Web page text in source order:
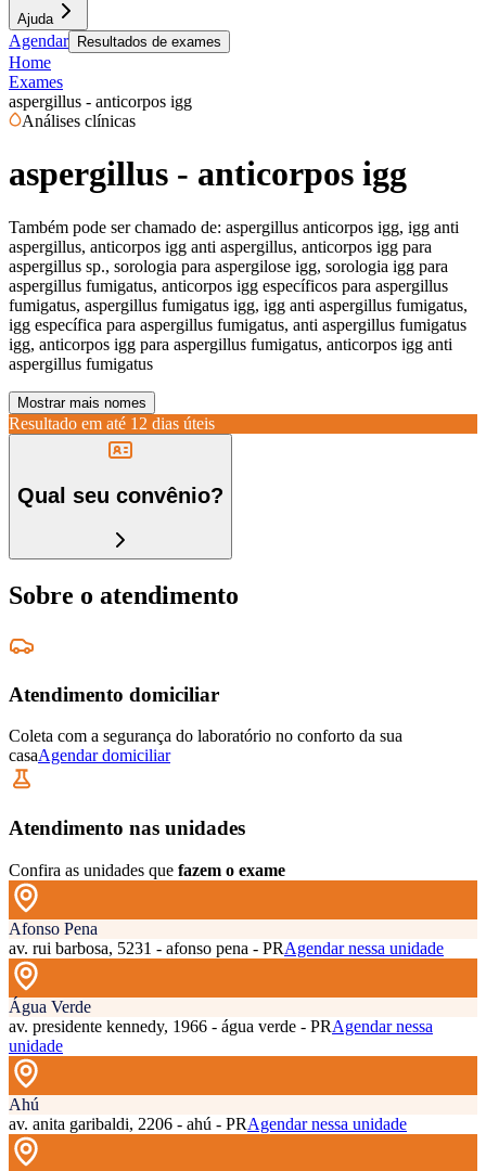
Ajuda
Agendar Resultados de exames
Home
Exames
aspergillus - anticorpos igg
Análises clínicas
aspergillus - anticorpos igg
Também pode ser chamado de: aspergillus anticorpos igg, igg anti
aspergillus, anticorpos igg anti aspergillus, anticorpos igg para
aspergillus sp., sorologia para aspergilose igg, sorologia igg para
aspergillus fumigatus, anticorpos igg específicos para aspergillus
fumigatus, aspergillus fumigatus igg, igg anti aspergillus fumigatus,
igg específica para aspergillus fumigatus, anti aspergillus fumigatus
igg, anticorpos igg para aspergillus fumigatus, anticorpos igg anti
aspergillus fumigatus
Mostrar mais nomes
Resultado em até 12 dias úteis
Qual seu convênio?
Sobre o atendimento
Atendimento domiciliar
Coleta com a segurança do laboratório no conforto da sua
casaAgendar domiciliar
Atendimento nas unidades
Confira as unidades que fazem o exame
Afonso Pena
av. rui barbosa, 5231 - afonso pena - PRAgendar nessa unidade
Água Verde
av. presidente kennedy, 1966 - água verde - PRAgendar nessa
unidade
Ahú
av. anita garibaldi, 2206 - ahú - PRAgendar nessa unidade